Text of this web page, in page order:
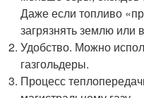
Даже если топливо
загрязнять землю или
Удобство. Можно
газгольдеры.
Процесс